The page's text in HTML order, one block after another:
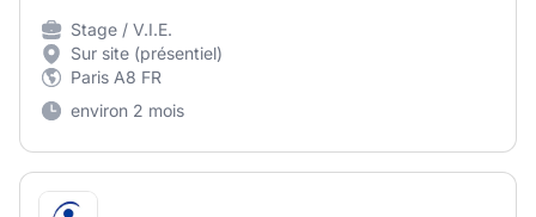
Stage / V.I.E.
Sur site (présentiel)
Paris A8 FR
environ 2 mois